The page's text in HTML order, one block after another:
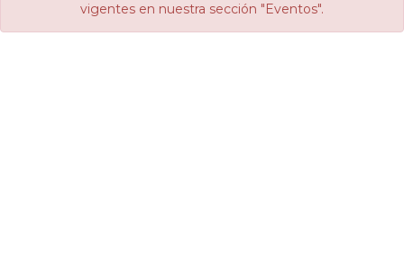
vigentes en nuestra sección "Eventos".